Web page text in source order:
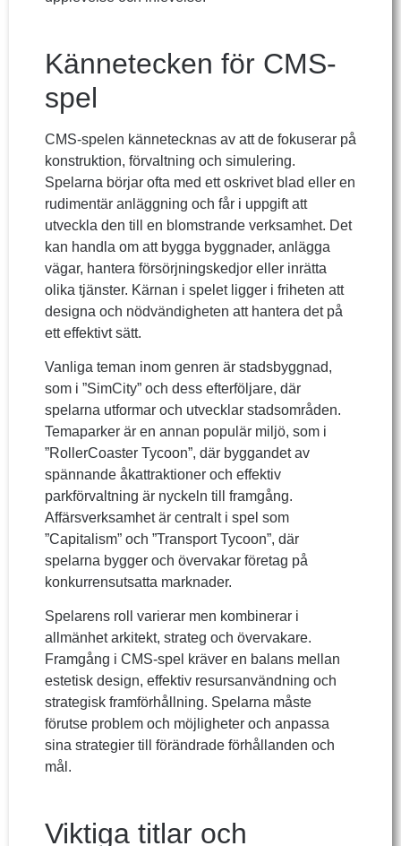
Kännetecken för CMS-
spel
CMS-spelen kännetecknas av att de fokuserar på
konstruktion, förvaltning och simulering.
Spelarna börjar ofta med ett oskrivet blad eller en
rudimentär anläggning och får i uppgift att
utveckla den till en blomstrande verksamhet. Det
kan handla om att bygga byggnader, anlägga
vägar, hantera försörjningskedjor eller inrätta
olika tjänster. Kärnan i spelet ligger i friheten att
designa och nödvändigheten att hantera det på
ett effektivt sätt.
Vanliga teman inom genren är stadsbyggnad,
som i ”SimCity” och dess efterföljare, där
spelarna utformar och utvecklar stadsområden.
Temaparker är en annan populär miljö, som i
”RollerCoaster Tycoon”, där byggandet av
spännande åkattraktioner och effektiv
parkförvaltning är nyckeln till framgång.
Affärsverksamhet är centralt i spel som
”Capitalism” och ”Transport Tycoon”, där
spelarna bygger och övervakar företag på
konkurrensutsatta marknader.
Spelarens roll varierar men kombinerar i
allmänhet arkitekt, strateg och övervakare.
Framgång i CMS-spel kräver en balans mellan
estetisk design, effektiv resursanvändning och
strategisk framförhållning. Spelarna måste
förutse problem och möjligheter och anpassa
sina strategier till förändrade förhållanden och
mål.
Viktiga titlar och